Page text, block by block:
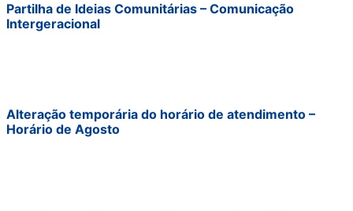
Partilha de Ideias Comunitárias – Comunicação
Intergeracional
Alteração temporária do horário de atendimento –
Horário de Agosto